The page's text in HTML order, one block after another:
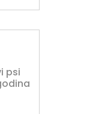
psi